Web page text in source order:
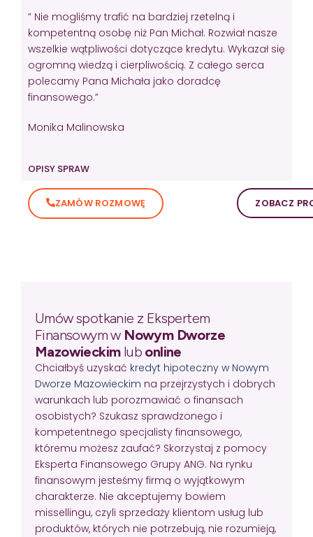
” Nie mogliśmy trafić na bardziej rzetelną i
kompetentną osobę niż Pan Michał. Rozwiał nasze
wszelkie wątpliwości dotyczące kredytu. Wykazał się
ogromną wiedzą i cierpliwością. Z całego serca
polecamy Pana Michała jako doradcę
finansowego.”
Monika Malinowska
OPISY SPRAW
ZAMÓW ROZMOWĘ ZOBACZ
Umów spotkanie z Ekspertem
Finansowym wNowym Dworze
Mazowieckimlub online
Chciałbyś uzyskać kredyt hipoteczny w Nowym
Dworze Mazowieckim na przejrzystych i dobrych
warunkach lub porozmawiać o finansach
osobistych? Szukasz sprawdzonego i
kompetentnego specjalisty finansowego,
któremu możesz zaufać? Skorzystaj z pomocy
Eksperta Finansowego Grupy ANG. Na rynku
finansowym jesteśmy firmą o wyjątkowym
charakterze. Nie akceptujemy bowiem
missellingu, czyli sprzedaży klientom usług lub
produktów, których nie potrzebują, nie rozumieją,